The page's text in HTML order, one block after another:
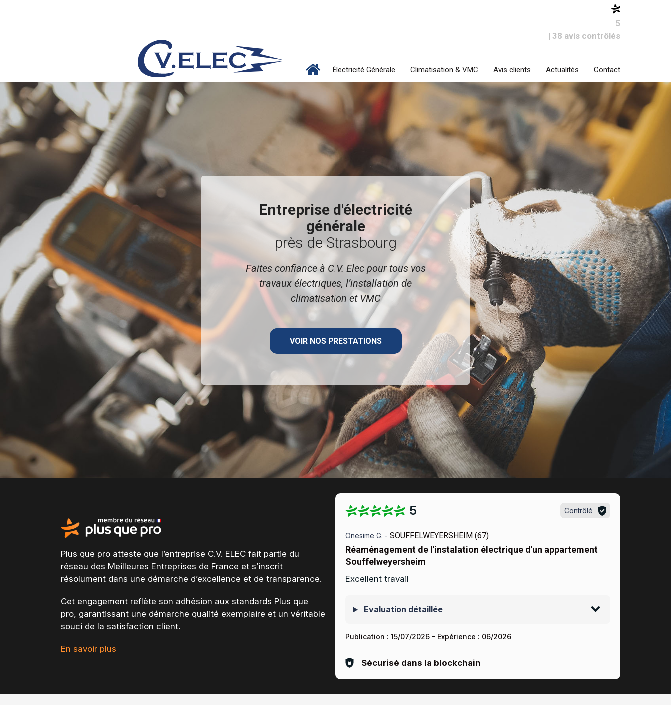
5
| 38 avis contrôlés
Électricité Générale Climatisation & VMC Avis clients Actualités Contact
Entreprise d'électricité
générale
près de Strasbourg
Faites confiance à C.V. Elec pour tous vos
travaux électriques, l’installation de
climatisation et VMC
VOIR NOS PRESTATIONS
Plus que pro atteste que l’entreprise C.V. ELEC fait partie du
réseau des Meilleures Entreprises de France et s’inscrit
résolument dans une démarche d’excellence et de transparence.
Cet engagement reflète son adhésion aux standards Plus que
pro, garantissant une démarche qualité exemplaire et un véritable
souci de la satisfaction client.
En savoir plus
5 Contrôlé
Onesime G. - SOUFFELWEYERSHEIM (67)
Réaménagement de l'instalation électrique d'un appartement
Souffelweyersheim
Excellent travail
Evaluation détaillée
Publication : 15/07/2026 - Expérience : 06/2026
Sécurisé dans la blockchain